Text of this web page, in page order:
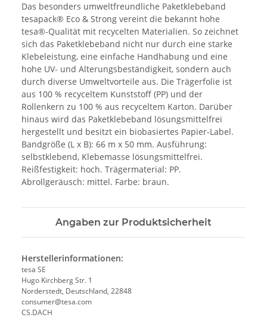
Das besonders umweltfreundliche Paketklebeband
tesapack® Eco & Strong vereint die bekannt hohe
tesa®-Qualität mit recycelten Materialien. So zeichnet
sich das Paketklebeband nicht nur durch eine starke
Klebeleistung, eine einfache Handhabung und eine
hohe UV- und Alterungsbeständigkeit, sondern auch
durch diverse Umweltvorteile aus. Die Trägerfolie ist
aus 100 % recyceltem Kunststoff (PP) und der
Rollenkern zu 100 % aus recyceltem Karton. Darüber
hinaus wird das Paketklebeband lösungsmittelfrei
hergestellt und besitzt ein biobasiertes Papier-Label.
Bandgröße (L x B): 66 m x 50 mm. Ausführung:
selbstklebend, Klebemasse lösungsmittelfrei.
Reißfestigkeit: hoch. Trägermaterial: PP.
Abrollgeräusch: mittel. Farbe: braun.
Angaben zur Produktsicherheit
Herstellerinformationen:
tesa SE
Hugo Kirchberg Str. 1
Norderstedt, Deutschland, 22848
consumer@tesa.com
CS.DACH